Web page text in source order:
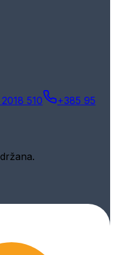
510
+385 95